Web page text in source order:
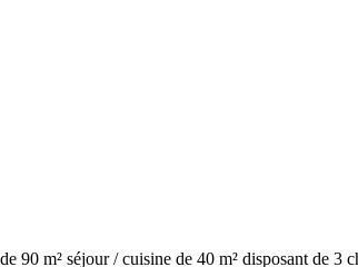
90 m² séjour / cuisine de 40 m² disposant de 3